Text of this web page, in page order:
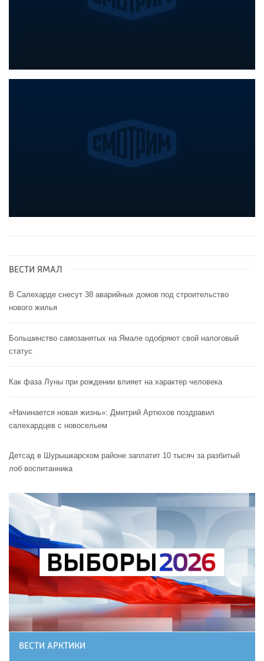
ВЕСТИ ЯМАЛ
В Салехарде снесут 38 аварийных домов под строительство
нового жилья
Большинство самозанятых на Ямале одобряют свой налоговый
статус
Как фаза Луны при рождении влияет на характер человека
«Начинается новая жизнь»: Дмитрий Артюхов поздравил
салехардцев с новосельем
Детсад в Шурышкарском районе заплатит 10 тысяч за разбитый
лоб воспитанника
ВЕСТИ АРКТИКИ